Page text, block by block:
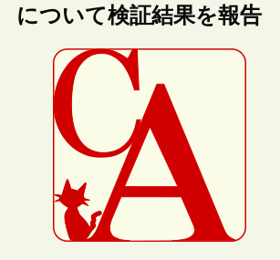
について検証結果を報告